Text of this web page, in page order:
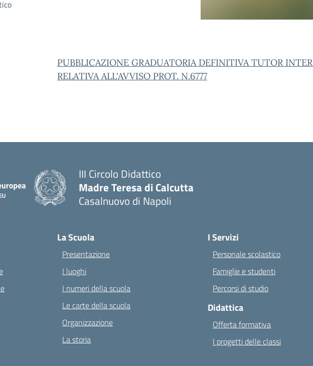
PUBBLICAZIONE GRADUATORIA DEFINITIVA TUTOR
RELATIVA ALL'AVVISO PROT. N.6777
III Circolo Didattico
Madre Teresa di Calcutta
Casalnuovo di Napoli
La Scuola
Presentazione
I luoghi
I numeri della scuola
Le carte della scuola
Organizzazione
La storia
I Servizi
Personale scolastico
Famiglie e studenti
Percorsi di studio
Didattica
Offerta formativa
I progetti delle classi